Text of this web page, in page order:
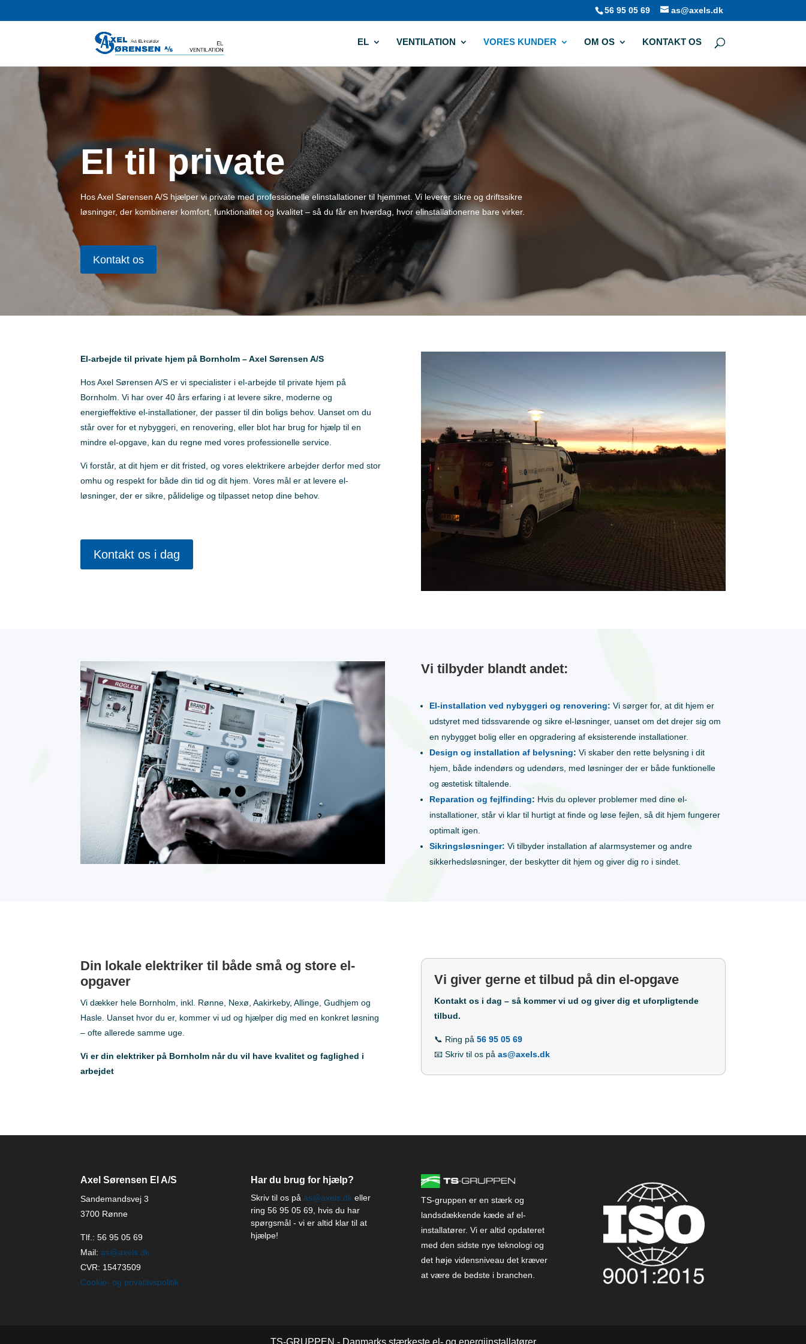
56 95 05 69 as@axels.dk
EL VENTILATION VORES KUNDER OM OS KONTAKT OS
El til private
Hos Axel Sørensen A/S hjælper vi private med professionelle elinstallationer til hjemmet. Vi leverer sikre og driftssikre
løsninger, der kombinerer komfort, funktionalitet og kvalitet – så du får en hverdag, hvor elinstallationerne bare virker.
Kontakt os
El-arbejde til private hjem på Bornholm – Axel Sørensen A/S
Hos Axel Sørensen A/S er vi specialister i el-arbejde til private hjem på
Bornholm. Vi har over 40 års erfaring i at levere sikre, moderne og
energieffektive el-installationer, der passer til din boligs behov. Uanset om du
står over for et nybyggeri, en renovering, eller blot har brug for hjælp til en
mindre el-opgave, kan du regne med vores professionelle service.
Vi forstår, at dit hjem er dit fristed, og vores elektrikere arbejder derfor med stor
omhu og respekt for både din tid og dit hjem. Vores mål er at levere el-
løsninger, der er sikre, pålidelige og tilpasset netop dine behov.
Kontakt os i dag
Vi tilbyder blandt andet:
El-installation ved nybyggeri og renovering: Vi sørger for, at dit hjem er
udstyret med tidssvarende og sikre el-løsninger, uanset om det drejer sig om
en nybygget bolig eller en opgradering af eksisterende installationer.
Design og installation af belysning: Vi skaber den rette belysning i dit
hjem, både indendørs og udendørs, med løsninger der er både funktionelle
og æstetisk tiltalende.
Reparation og fejlfinding: Hvis du oplever problemer med dine el-
installationer, står vi klar til hurtigt at finde og løse fejlen, så dit hjem fungerer
optimalt igen.
Sikringsløsninger: Vi tilbyder installation af alarmsystemer og andre
sikkerhedsløsninger, der beskytter dit hjem og giver dig ro i sindet.
Din lokale elektriker til både små og store el-
opgaver
Vi dækker hele Bornholm, inkl. Rønne, Nexø, Aakirkeby, Allinge, Gudhjem og
Hasle. Uanset hvor du er, kommer vi ud og hjælper dig med en konkret løsning
– ofte allerede samme uge.
Vi er din elektriker på Bornholm når du vil have kvalitet og faglighed i
arbejdet
Vi giver gerne et tilbud på din el-opgave
Kontakt os i dag – så kommer vi ud og giver dig et uforpligtende
tilbud.
📞 Ring på56 95 05 69
📧 Skriv til os påas@axels.dk
Axel Sørensen El A/S
Sandemandsvej 3
3700 Rønne
Tlf.:56 95 05 69
Mail:as@axels.dk
CVR: 15473509
Cookie- og privatlivspolitik
Har du brug for hjælp?
Skriv til os på as@axels.dkeller
ring 56 95 05 69 , hvis du har
spørgsmål - vi er altid klar til at
hjælpe!
TS-gruppen er en stærk og
landsdækkende kæde af el-
installatører. Vi er altid opdateret
med den sidste nye teknologi og
det høje vidensniveau det kræver
at være de bedste i branchen.
TS-GRUPPEN - Danmarks stærkeste el- og energiinstallatører